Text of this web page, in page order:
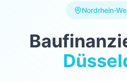
Nordrhein-